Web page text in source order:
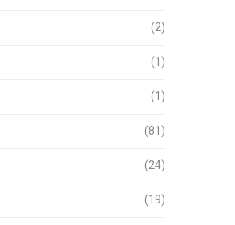
(2)
(1)
(1)
(81)
(24)
(19)